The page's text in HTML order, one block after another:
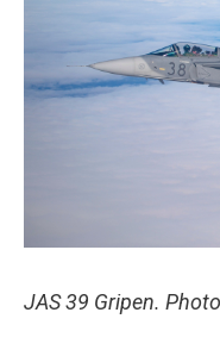
JAS 39 Gripen.